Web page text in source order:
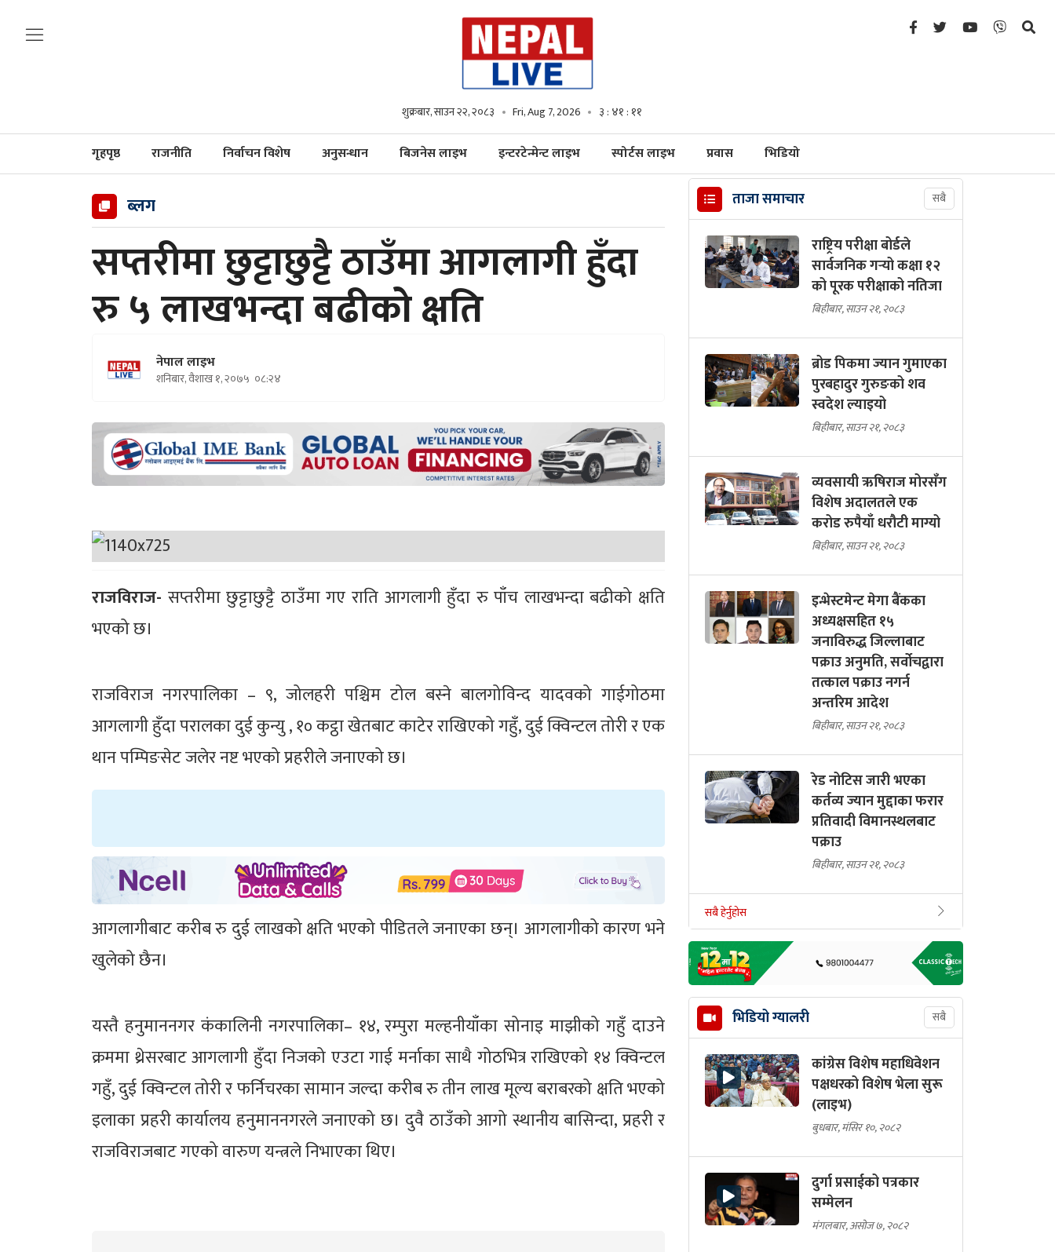
शुक्रबार, साउन २२, २०८३ Fri, Aug 7, 2026 ३ : ४१ : १२
गृहपृष्ठ राजनीति निर्वाचन विशेष अनुसन्धान बिजनेस लाइभ इन्टरटेन्मेन्ट लाइभ स्पोर्टस लाइभ प्रवास भिडियो
ब्लग
सप्तरीमा छुट्टाछुट्टै ठाउँमा आगलागी हुँदा
रु ५ लाखभन्दा बढीको क्षति
नेपाल लाइभ
शनिबार, वैशाख १, २०७५ ०८:२४
राजविराज- सप्तरीमा छुट्टाछुट्टै ठाउँमा गए राति आगलागी हुँदा रु पाँच लाखभन्दा बढीको क्षति
भएको छ।
राजविराज नगरपालिका – ९, जोलहरी पश्चिम टोल बस्ने बालगोविन्द यादवको गाईगोठमा
आगलागी हुँदा परालका दुई कुन्यु , १० कट्ठा खेतबाट काटेर राखिएको गहुँ, दुई क्विन्टल तोरी र एक
थान पम्पिङसेट जलेर नष्ट भएको प्रहरीले जनाएको छ।
आगलागीबाट करीब रु दुई लाखको क्षति भएको पीडितले जनाएका छन्। आगलागीको कारण भने
खुलेको छैन।
यस्तै हनुमाननगर कंकालिनी नगरपालिका– १४, रम्पुरा मल्हनीयाँका सोनाइ माझीको गहुँ दाउने
क्रममा थ्रेसरबाट आगलागी हुँदा निजको एउटा गाई मर्नाका साथै गोठभित्र राखिएको १४ क्विन्टल
गहुँ, दुई क्विन्टल तोरी र फर्निचरका सामान जल्दा करीब रु तीन लाख मूल्य बराबरको क्षति भएको
इलाका प्रहरी कार्यालय हनुमाननगरले जनाएको छ। दुवै ठाउँको आगो स्थानीय बासिन्दा, प्रहरी र
राजविराजबाट गएको वारुण यन्त्रले निभाएका थिए।
ताजा समाचार सबै
राष्ट्रिय परीक्षा बोर्डले
सार्वजनिक गर्‍यो कक्षा १२
को पूरक परीक्षाको नतिजा
बिहीबार, साउन २१, २०८३
ब्रोड पिकमा ज्यान गुमाएका
पुरबहादुर गुरुङको शव
स्वदेश ल्याइयो
बिहीबार, साउन २१, २०८३
व्यवसायी ऋषिराज मोरसँग
विशेष अदालतले एक
करोड रुपैयाँ धरौटी माग्यो
बिहीबार, साउन २१, २०८३
इन्भेस्टमेन्ट मेगा बैंकका
अध्यक्षसहित १५
जनाविरुद्ध जिल्लाबाट
पक्राउ अनुमति, सर्वोचद्वारा
तत्काल पक्राउ नगर्न
अन्तरिम आदेश
बिहीबार, साउन २१, २०८३
रेड नोटिस जारी भएका
कर्तव्य ज्यान मुद्दाका फरार
प्रतिवादी विमानस्थलबाट
पक्राउ
बिहीबार, साउन २१, २०८३
सबै हेर्नुहोस
भिडियो ग्यालरी सबै
कांग्रेस विशेष महाधिवेशन
पक्षधरको विशेष भेला सुरू
(लाइभ)
बुधबार, मंसिर १०, २०८२
दुर्गा प्रसाईको पत्रकार
सम्मेलन
मंगलबार, असोज ७, २०८२